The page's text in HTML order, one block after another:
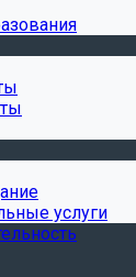
услуги